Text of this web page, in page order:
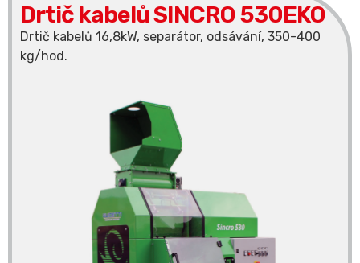
Drtič kabelů SINCRO 530EKO
Drtič kabelů 16,8kW, separátor, odsávání, 350-400
kg/hod.